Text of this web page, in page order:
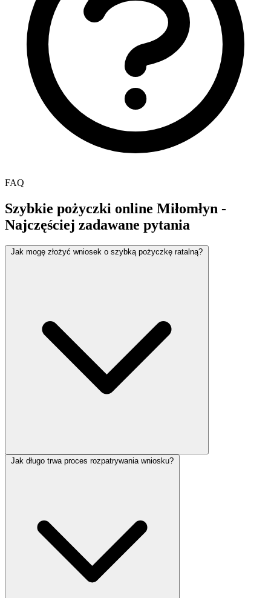
FAQ
Szybkie pożyczki online Miłomłyn -
Najczęściej zadawane pytania
Jak mogę złożyć wniosek o szybką pożyczkę ratalną?
Jak długo trwa proces rozpatrywania wniosku?